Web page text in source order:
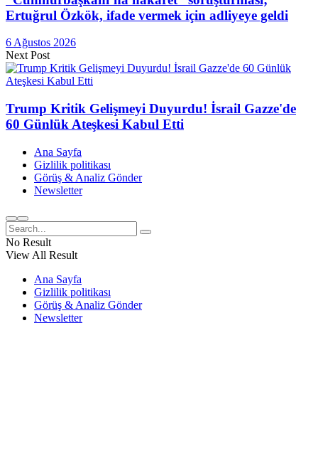
Ertuğrul Özkök, ifade vermek için adliyeye geldi
6 Ağustos 2026
Next Post
Trump Kritik Gelişmeyi Duyurdu! İsrail Gazze'de
60 Günlük Ateşkesi Kabul Etti
Ana Sayfa
Gizlilik politikası
Görüş & Analiz Gönder
Newsletter
No Result
View All Result
Ana Sayfa
Gizlilik politikası
Görüş & Analiz Gönder
Newsletter